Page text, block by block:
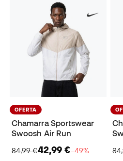
OFERTA
Chamarra Sportswear
Swoosh Air Run
84,99 €42,99 €−49%